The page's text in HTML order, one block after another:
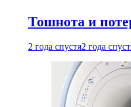
Тошнота и
2 года спустя2 года